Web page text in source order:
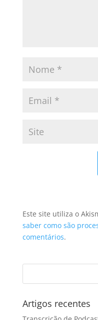
Este site utiliza o
saber como são
comentários.
Artigos recentes